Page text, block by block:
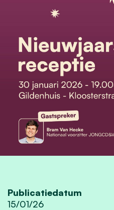
Publicatiedatum
15/01/26